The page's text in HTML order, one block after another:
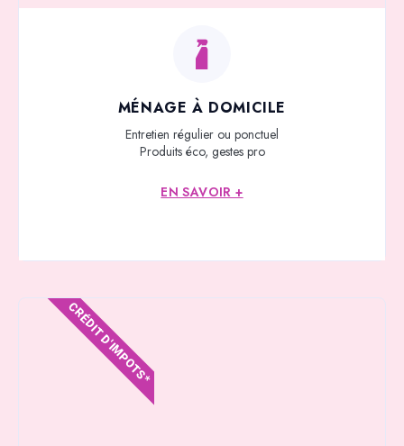
MÉNAGE À DOMICILE
Entretien régulier ou ponctuel
Produits éco, gestes pro
EN SAVOIR +
CRÉDIT D'IMPOTS*